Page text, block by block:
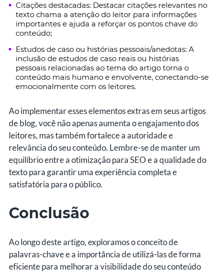
Citações destacadas: Destacar citações relevantes no
texto chama a atenção do leitor para informações
importantes e ajuda a reforçar os pontos chave do
conteúdo;
Estudos de caso ou histórias pessoais/anedotas: A
inclusão de estudos de caso reais ou histórias
pessoais relacionadas ao tema do artigo torna o
conteúdo mais humano e envolvente, conectando-se
emocionalmente com os leitores.
Ao implementar esses elementos extras em seus artigos
de blog, você não apenas aumenta o engajamento dos
leitores, mas também fortalece a autoridade e
relevância do seu conteúdo. Lembre-se de manter um
equilíbrio entre a otimização para SEO e a qualidade do
texto para garantir uma experiência completa e
satisfatória para o público.
Conclusão
Ao longo deste artigo, exploramos o conceito de
palavras-chave e a importância de utilizá-las de forma
eficiente para melhorar a visibilidade do seu conteúdo